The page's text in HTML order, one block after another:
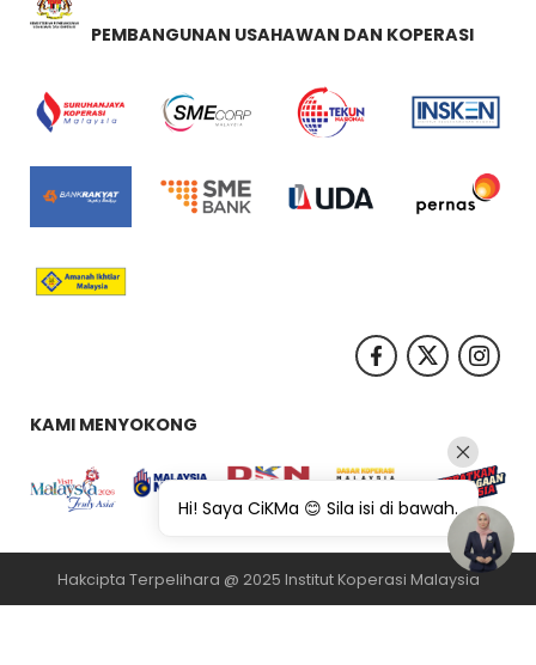
PEMBANGUNAN USAHAWAN DAN KOPERASI
KAMI MENYOKONG
Hakcipta Terpelihara @ 2025 Institut Koperasi Malaysia
Hi! Saya CiKMa 😊 Sila isi di bawah.